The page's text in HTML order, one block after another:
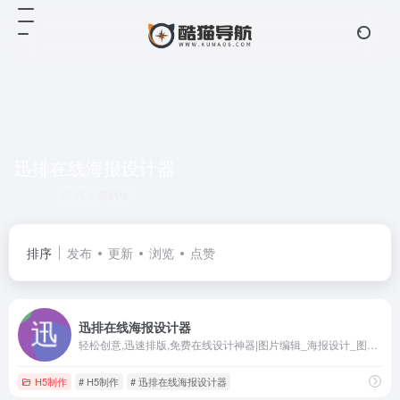
排序 发布 更新 浏览 点赞
迅排在线海报设计器
H5制作 # H5制作 # 迅排在线海报设计器